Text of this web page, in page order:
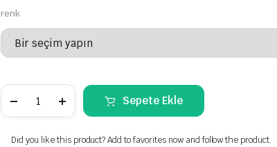
renk
Max
miktarı
Sepete Ekle
Did you like this product? Add to favorites now and follow the product.